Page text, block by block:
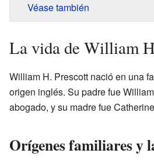
Véase también
La vida de William
William H. Prescott nació en una
origen inglés. Su padre fue
abogado, y su madre fue
Orígenes familiares y